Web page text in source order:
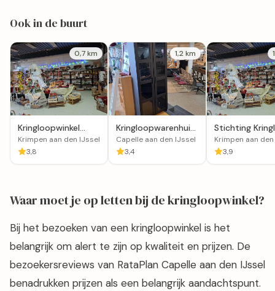
Ook in de buurt
0,7 km
Kringloopwinkel
IJsseldijk in Krimpen
aan den IJssel
Krimpen aan den IJssel
3,8
1,2 km
Kringloopwarenhuis
Het Goed in Capelle
aan den IJssel
Capelle aan den IJssel
3,4
Stichting
Krimpen aan
IJssel
Krimpen aan
3,9
Waar moet je op letten bij de kringloopwinkel?
Bij het bezoeken van een kringloopwinkel is het
belangrijk om alert te zijn op kwaliteit en prijzen. De
bezoekersreviews van RataPlan Capelle aan den IJssel
benadrukken prijzen als een belangrijk aandachtspunt.